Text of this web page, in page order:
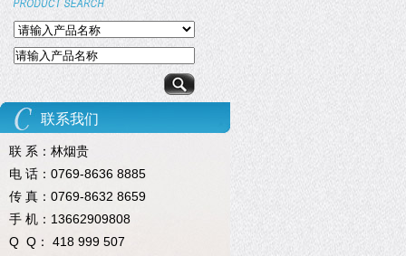
联系我们
联 系：林烟贵
电 话：0769-8636 8885
传 真：0769-8632 8659
手 机：13662909808
Q Q： 418 999 507